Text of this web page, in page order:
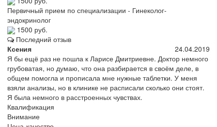
Первичный прием по специализации - Гинеколог-
эндокринолог
1500 руб.
Последний отзыв
Ксения
24.04.2019
Я бы ещё раз не пошла к Ларисе Дмитриевне. Доктор немного
грубоватая, но думаю, что она разбирается в своём деле, в
общем помогла и прописала мне нужные таблетки. У меня
взяли анализы, но в клинике не расписали сколько они стоят.
Я была немного в расстроенных чувствах.
Квалификация
Внимание